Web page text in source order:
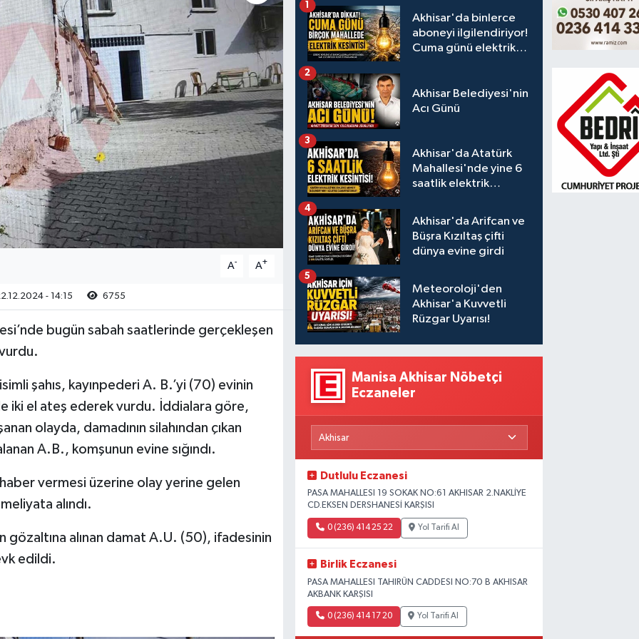
A- A+
- 14:15 6755
bugün sabah saatlerinde gerçekleşen
şahıs, kayınpederi A. B.’yi (70) evinin
iki el ateş ederek vurdu. İddialara göre,
olayda, damadının silahından çıkan
A.B., komşunun evine sığındı.
vermesi üzerine olay yerine gelen
alındı.
gözaltına alınan damat A.U. (50), ifadesinin
edildi.
Akhisar'da binlerce
aboneyi ilgilendiriyor!
Cuma günü elektrik
1
Akhisar Belediyesi'nin
Acı Günü
2
Akhisar'da Atatürk
Mahallesi'nde yine 6
saatlik elektrik
3
Akhisar'da Arifcan ve
Büşra Kızıltaş çifti
dünya evine girdi
4
Meteoroloji'den
Akhisar'a Kuvvetli
Rüzgar Uyarısı!
5
Manisa Akhisar Nöbetçi
Eczaneler
Dutlulu Eczanesi
PASA MAHALLESI 19 SOKAK NO:61 AKHISAR 2.NAKLİYE
CD.EKSEN DERSHANESİ KARŞISI
0 (236) 414 25 22 Yol Tarifi Al
Birlik Eczanesi
PASA MAHALLESI TAHIRÜN CADDESI NO:70 B AKHISAR
AKBANK KARŞISI
0 (236) 414 17 20 Yol Tarifi Al